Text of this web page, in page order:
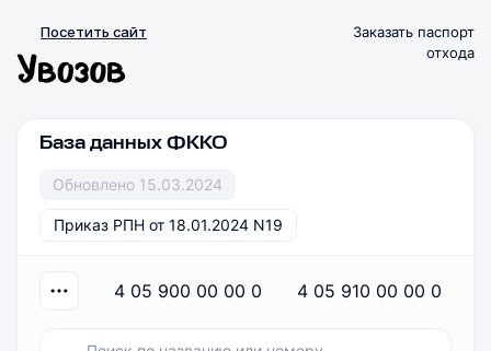
Посетить сайт
Заказать паспорт
отхода
База данных ФККО
Обновлено 15.03.2024
Приказ РПН от 18.01.2024 N19
4 05 900 00 00 0 4 05 910 00 00 0